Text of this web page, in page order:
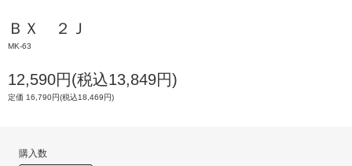
ＢＸ ２Ｊ
MK-63
12,590円(税込13,849円)
定価 16,790円(税込18,469円)
購入数